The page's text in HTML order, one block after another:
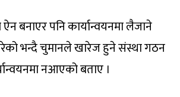
बनाएर पनि कार्यान्वयनमा लैजाने
भन्दै चुमानले खारेज हुने संस्था गठन
नआएको बताए ।